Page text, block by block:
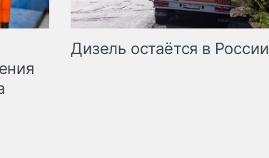
Дизель остаётся в России